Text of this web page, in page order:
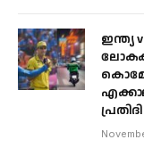
ഇന്ത്യ